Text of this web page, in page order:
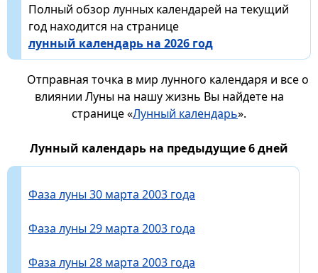
Полный обзор лунных календарей на текущий
год находится на странице
лунный календарь на 2026 год
Отправная точка в мир лунного календаря и все о
влиянии Луны на нашу жизнь Вы найдете на
странице «Лунный календарь».
Лунный календарь на предыдущие 6 дней
Фаза луны 30 марта 2003 года
Фаза луны 29 марта 2003 года
Фаза луны 28 марта 2003 года